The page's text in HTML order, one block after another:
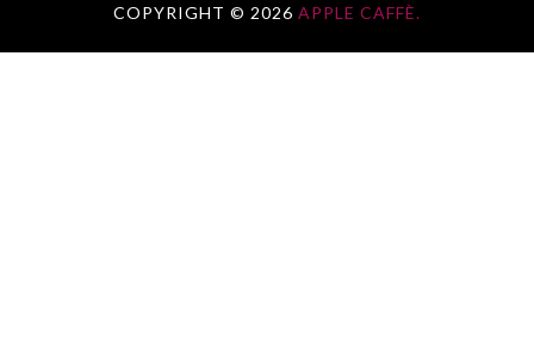
COPYRIGHT © 2026 APPLE CAFFÈ.